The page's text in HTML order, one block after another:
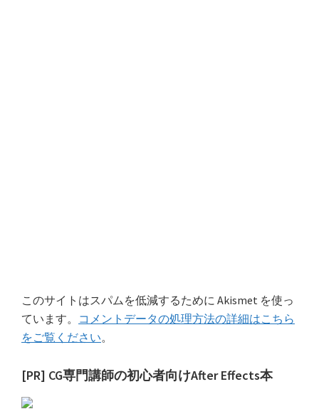
このサイトはスパムを低減するために Akismet を使っ
ています。 コメントデータの処理方法の詳細はこちら
をご覧ください。
最
初
[PR] CG専門講師の初心者向けAfter Effects本